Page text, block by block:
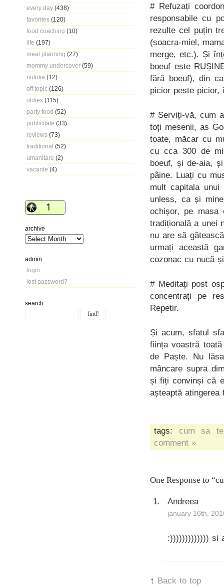
every day (438)
favorites (120)
food coaching (10)
life (197)
meal planning (27)
mommy undercover (59)
nutritie (12)
off topic (126)
oldies (115)
party food (52)
publicitate (33)
reviews (73)
traditional (52)
umanitare (2)
vacante (4)
archive
admin
login
lost password?
search
# Refuzați
responsabile cu
rezulte cel puțin
(soacra-miel,
merge, etc.). Și
boeuf este
fără boeuf), din
picior peste picior,
# Serviți-vă, cum
toți mesenii, as
toate, măcar cu
cu cca 300 de
boeuf, și de-aia,
pâine. Luați cu
mult capitala
unless, ca și
ochișor, pe masa
tradițională a unei
nu are să
urmați această
cozonac cu nucă
# Meditați post
concentrați pe
Repetir.
Și acum, sfatul
ființa voastră
de Paște. Nu
mâncare supra
și fiți convinși că
așteaptă
tags: cum sa
comment »
One Response to
Andreea
january 16th,
:))))))))))))) si
↑ Back to top